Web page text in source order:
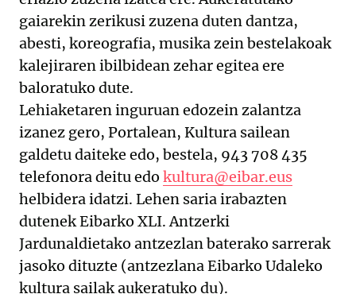
gaiarekin zerikusi zuzena duten dantza,
abesti, koreografia, musika zein bestelakoak
kalejiraren ibilbidean zehar egitea ere
baloratuko dute.
Lehiaketaren inguruan edozein zalantza
izanez gero, Portalean, Kultura sailean
galdetu daiteke edo, bestela, 943 708 435
telefonora deitu edo kultura@eibar.eus
helbidera idatzi. Lehen saria irabazten
dutenek Eibarko XLI. Antzerki
Jardunaldietako antzezlan baterako sarrerak
jasoko dituzte (antzezlana Eibarko Udaleko
kultura sailak aukeratuko du).